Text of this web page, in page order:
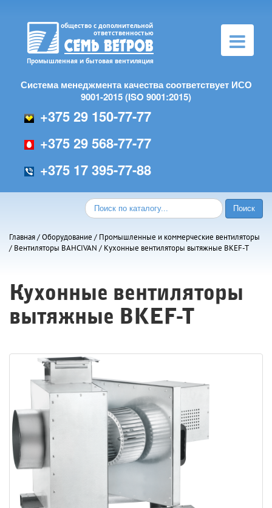
Система менеджмента качества соответствует ИСО
9001-2015 (ISO 9001:2015)
+375 29 150-77-77
+375 29 568-77-77
+375 17 395-77-88
Главная/Оборудование / Промышленные и коммерческие вентиляторы
/ Вентиляторы BAHCIVAN / Кухонные вентиляторы вытяжные BKEF-T
Кухонные вентиляторы
вытяжные BKEF-T